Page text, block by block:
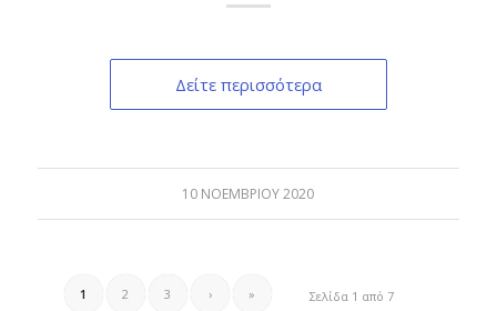
Δείτε περισσότερα
10 ΝΟΕΜΒΡΊΟΥ 2020
Σελίδα 1 από 7
1 2 3 › »